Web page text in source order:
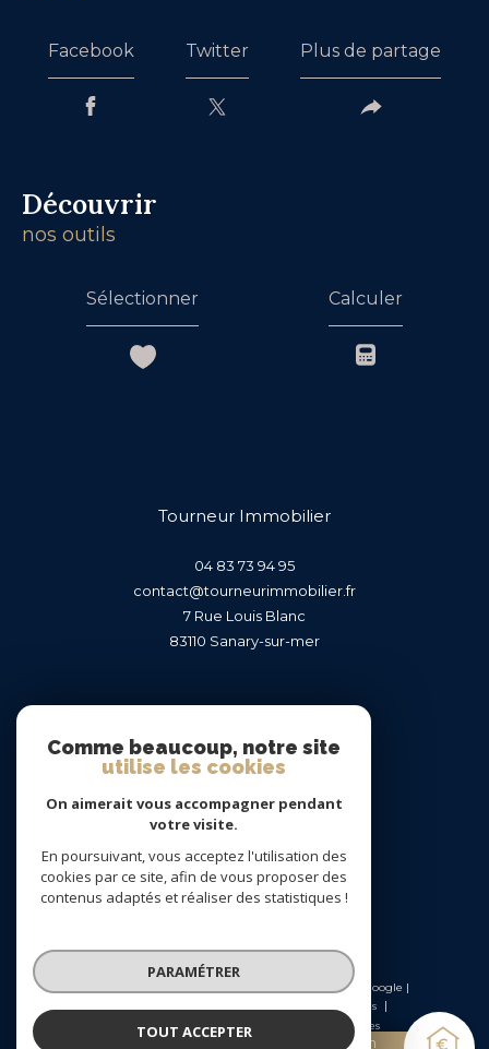
Facebook Twitter Plus de partage
découvrir
nos outils
Sélectionner Calculer
Tourneur Immobilier
04 83 73 94 95
contact@tourneurimmobilier.fr
7 Rue Louis Blanc
83110
sanary-sur-mer
Adhérents
© 2026 | Tous droits réservés | Traduction powered by Google |
Mentions légales
Admin
Nos liens Politique RGPD Cookies
Estimation
Comme beaucoup, notre site
utilise les cookies
On aimerait vous accompagner pendant
votre visite.
En poursuivant, vous acceptez l'utilisation des
cookies par ce site, afin de vous proposer des
contenus adaptés et réaliser des statistiques !
PARAMÉTRER
TOUT ACCEPTER